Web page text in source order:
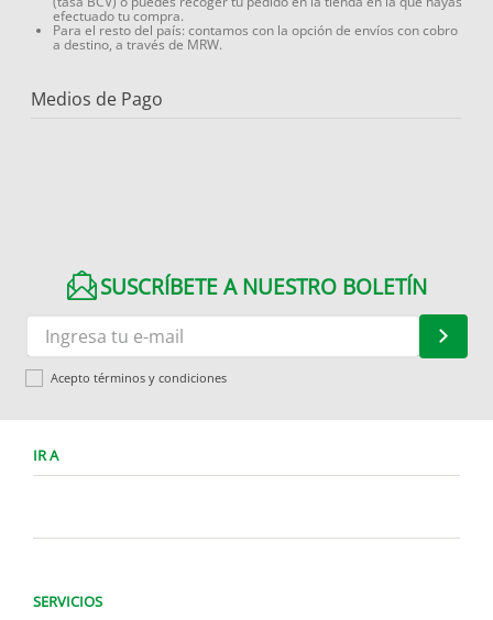
efectuado tu compra.
Para el resto del país: contamos con la opción de envíos con cobro
a destino, a través de MRW.
Medios de Pago
SUSCRÍBETE A NUESTRO BOLETÍN
Acepto términos y condiciones
IR A
SERVICIOS